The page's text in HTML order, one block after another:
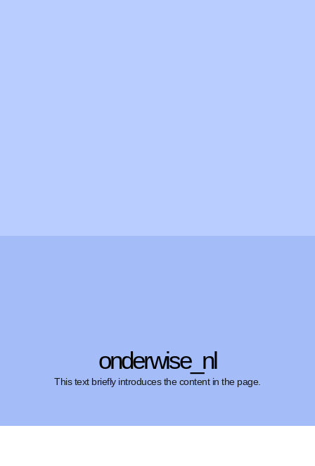
onderwise_nl
This text briefly introduces the content in the page.